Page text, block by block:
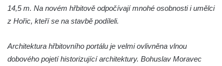
Budějovicích
Socha svatého Jana Nepomuckého u
Budějovicích
Socha S tebou v parku na Senovážném
14,5 m. Na novém hřbitově odpočívají mnohé osobnosti i umělci
z Hořic, kteří se na stavbě podíleli.
Architektura hřbitovního portálu je velmi ovlivněna vlnou
dobového pojetí historizující architektury. Bohuslav Moravec